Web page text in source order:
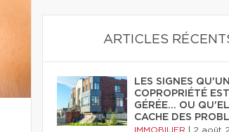
ARTICLES
LES SIGNES
COPROPRIÉTÉ
GÉRÉE… OU
CACHE DES
IMMOBILIER 2 août